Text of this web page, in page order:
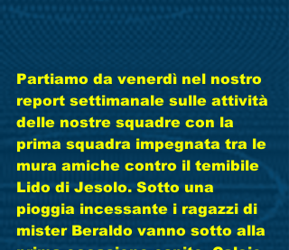
Partiamo da venerdì nel nostro
report settimanale sulle attività
delle nostre squadre con la
prima squadra impegnata tra le
mura amiche contro il temibile
Lido di Jesolo. Sotto una
pioggia incessante i ragazzi di
mister Beraldo vanno sotto alla